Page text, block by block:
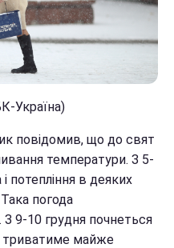
Україна)
повідомив, що до свят
температури. З 5-
потепління в деяких
погода
9-10 грудня почнеться
триватиме майже